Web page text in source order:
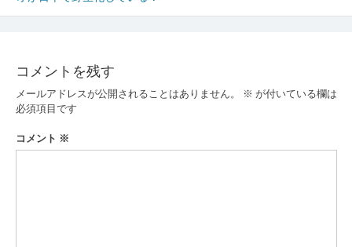
稿
ビ
ゲ
ー
シ
コメントを残す
メールアドレスが公開されることはありません。 ※ が付いている欄は
必須項目です
コメント ※